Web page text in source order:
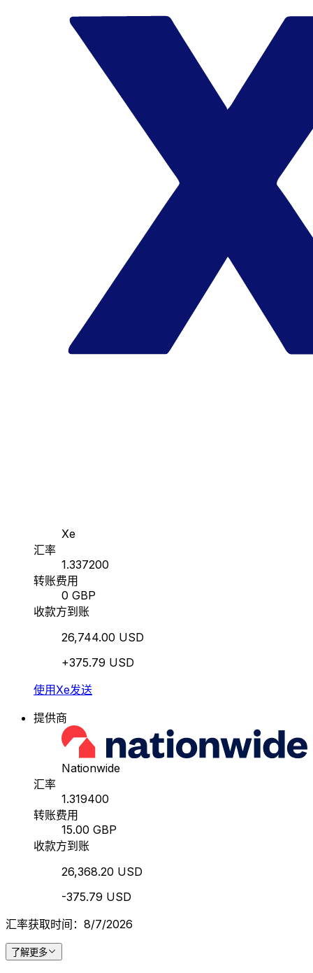
Xe
汇率
1.337200
转账费用
0 GBP
收款方到账
26,744.00 USD
+375.79 USD
使用Xe发送
提供商
Nationwide
汇率
1.319400
转账费用
15.00 GBP
收款方到账
26,368.20 USD
-375.79 USD
汇率获取时间：8/7/2026
了解更多